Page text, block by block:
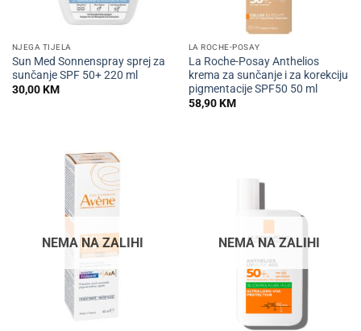
NJEGA TIJELA
Sun Med Sonnenspray sprej za
sunčanje SPF 50+ 220 ml
30,00KM
LA ROCHE-POSAY
La Roche-Posay Anthelios
krema za sunčanje i za korekciju
pigmentacije SPF50 50 ml
58,90KM
NEMA NA ZALIHI NEMA NA ZALIHI